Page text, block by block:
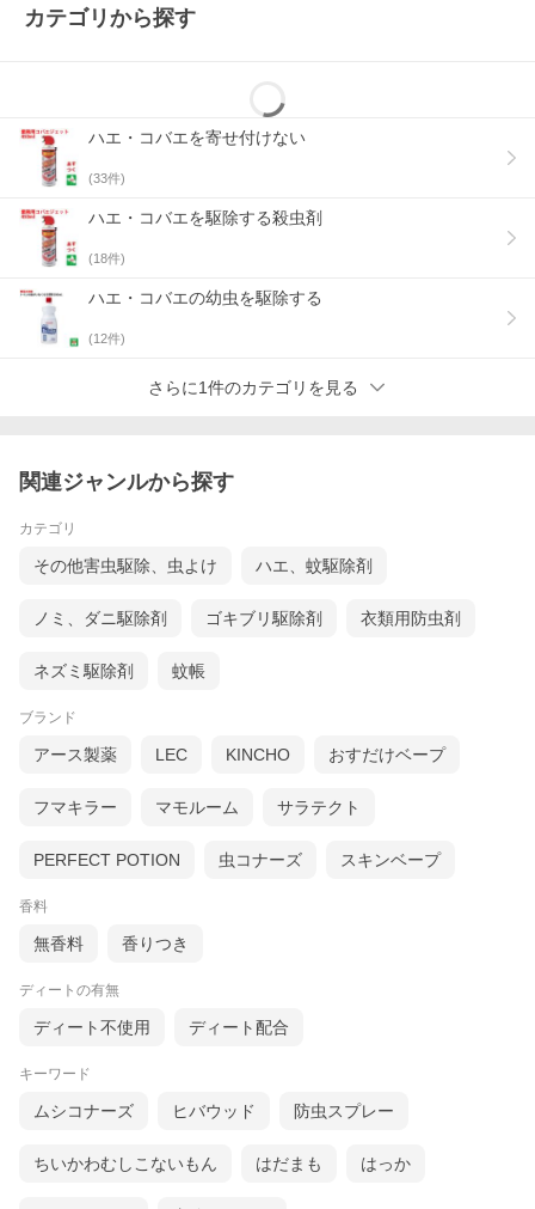
カテゴリから探す
ハエ・コバエを寄せ付けない
(33件)
ハエ・コバエを駆除する殺虫剤
(18件)
ハエ・コバエの幼虫を駆除する
(12件)
さらに1件のカテゴリを見る
関連ジャンルから探す
カテゴリ
その他害虫駆除、虫よけ ハエ、蚊駆除剤
ノミ、ダニ駆除剤 ゴキブリ駆除剤 衣類用防虫剤
ネズミ駆除剤 蚊帳
ブランド
アース製薬 LEC KINCHO おすだけベープ
フマキラー マモルーム サラテクト
PERFECT POTION 虫コナーズ スキンベープ
香料
無香料 香りつき
ディートの有無
ディート不使用 ディート配合
キーワード
ムシコナーズ ヒバウッド 防虫スプレー
ちいかわむしこないもん はだまも はっか